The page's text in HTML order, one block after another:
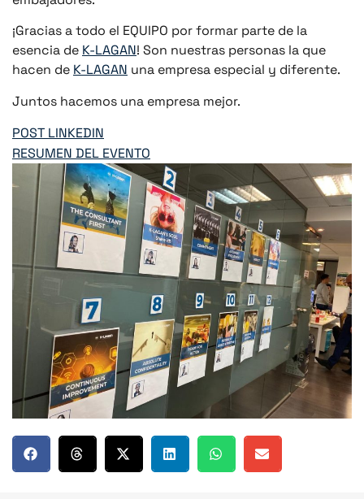
¡Gracias a todo el EQUIPO por formar parte de la
esencia de K-LAGAN! Son nuestras personas la que
hacen de K-LAGAN una empresa especial y diferente.
Juntos hacemos una empresa mejor.
POST LINKEDIN
RESUMEN DEL EVENTO